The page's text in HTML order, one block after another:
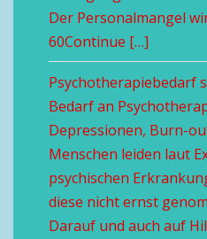
Der Personalmangel
60Continue […]
Psychotherapiebedarf
Bedarf an
Depressionen, Burn-
Menschen leiden laut
psychischen
diese nicht ernst
Darauf und auch auf